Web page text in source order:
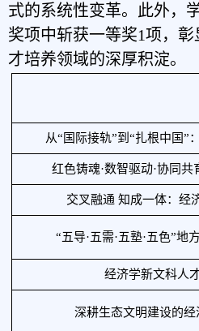
式的系统性变革。 此外，
奖项中斩获一等奖1项，
才培养领域的深厚积淀。
从“国际接轨”到“扎根中国”
红色铸魂·数智驱动·协同
交叉融通 知成一体：经
“五导·五需·五塾·五色”
经济学新文科人
深耕生态文明建设的经